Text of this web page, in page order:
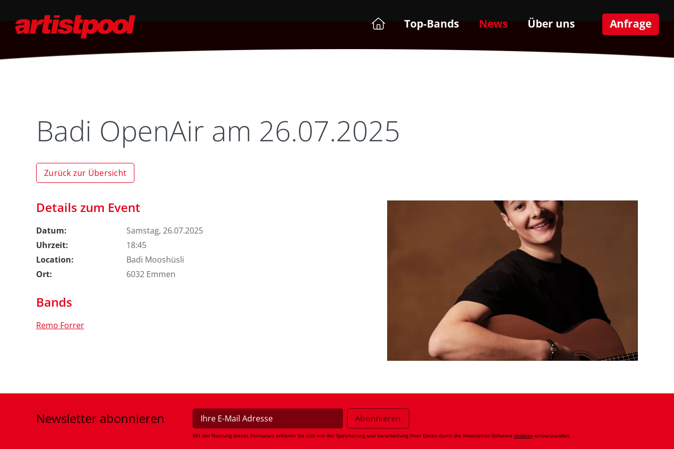
Top-Bands News Über uns Anfrage
Badi OpenAir am 26.07.2025
Zurück zur Übersicht
Details zum Event
Datum:
Samstag, 26.07.2025
Uhrzeit:
18:45
Location:
Badi Mooshüsli
Ort:
6032 Emmen
Bands
Remo Forrer
Newsletter abonnieren
Mit der Nutzung dieses Formulars erklären Sie sich mit der Speicherung und Verarbeitung Ihrer Daten durch die Newsletter-Software dodeley einverstanden.